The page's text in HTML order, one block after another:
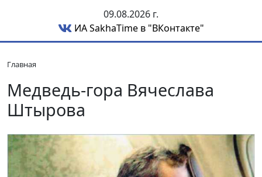
09.08.2026 г.
ИА SakhaTime в "ВКонтакте"
Главная
Медведь-гора Вячеслава
Штырова